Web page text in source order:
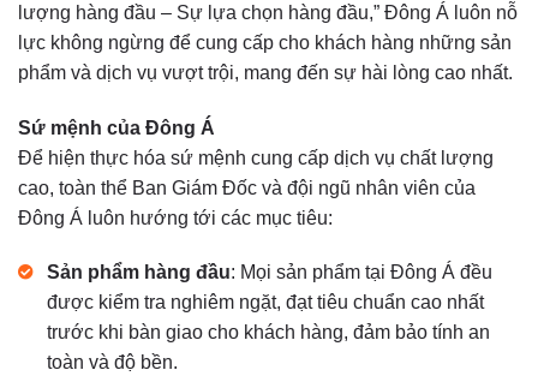
lượng hàng đầu – Sự lựa chọn hàng đầu,” Đông Á luôn nỗ
lực không ngừng để cung cấp cho khách hàng những sản
phẩm và dịch vụ vượt trội, mang đến sự hài lòng cao nhất.
Sứ mệnh của Đông Á
Để hiện thực hóa sứ mệnh cung cấp dịch vụ chất lượng
cao, toàn thể Ban Giám Đốc và đội ngũ nhân viên của
Đông Á luôn hướng tới các mục tiêu:
Sản phẩm hàng đầu: Mọi sản phẩm tại Đông Á đều
được kiểm tra nghiêm ngặt, đạt tiêu chuẩn cao nhất
trước khi bàn giao cho khách hàng, đảm bảo tính an
toàn và độ bền.